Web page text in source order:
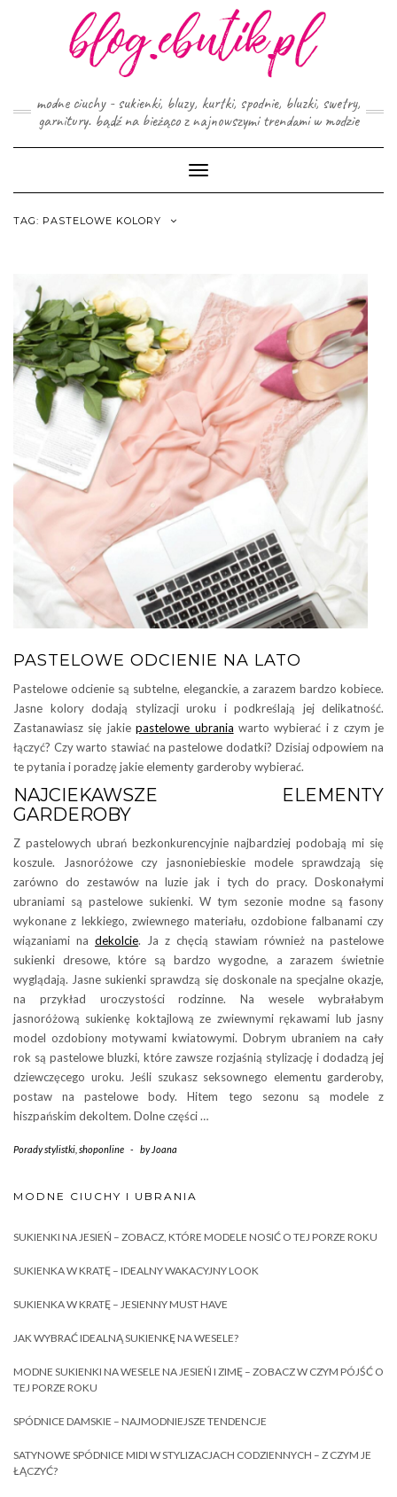
modne ciuchy - sukienki, bluzy, kurtki, spodnie, bluzki, swetry,
garnitury. bądź na bieżąco z najnowszymi trendami w modzie
Toggle
Navigation
TAG: PASTELOWE KOLORY
PASTELOWE ODCIENIE NA LATO
Pastelowe odcienie są subtelne, eleganckie, a zarazem bardzo kobiece.
Jasne kolory dodają stylizacji uroku i podkreślają jej delikatność.
Zastanawiasz się jakiepastelowe ubrania warto wybierać i z czym je
łączyć? Czy warto stawiać na pastelowe dodatki? Dzisiaj odpowiem na
te pytania i poradzę jakie elementy garderoby wybierać.
NAJCIEKAWSZE ELEMENTY
GARDEROBY
Z pastelowych ubrań bezkonkurencyjnie najbardziej podobają mi się
koszule. Jasnoróżowe czy jasnoniebieskie modele sprawdzają się
zarówno do zestawów na luzie jak i tych do pracy. Doskonałymi
ubraniami są pastelowe sukienki. W tym sezonie modne są fasony
wykonane z lekkiego, zwiewnego materiału, ozdobione falbanami czy
wiązaniami na dekolcie. Ja z chęcią stawiam również na pastelowe
sukienki dresowe, które są bardzo wygodne, a zarazem świetnie
wyglądają. Jasne sukienki sprawdzą się doskonale na specjalne okazje,
na przykład uroczystości rodzinne. Na wesele wybrałabym
jasnoróżową sukienkę koktajlową ze zwiewnymi rękawami lub jasny
model ozdobiony motywami kwiatowymi. Dobrym ubraniem na cały
rok są pastelowe bluzki, które zawsze rozjaśnią stylizację i dodadzą jej
dziewczęcego uroku. Jeśli szukasz seksownego elementu garderoby,
postaw na pastelowe body. Hitem tego sezonu są modele z
hiszpańskim dekoltem. Dolne części …
Porady stylistki shoponline - by Joana
MODNE CIUCHY I UBRANIA
SUKIENKI NA JESIEŃ – ZOBACZ, KTÓRE MODELE NOSIĆ O TEJ PORZE ROKU
SUKIENKA W KRATĘ – IDEALNY WAKACYJNY LOOK
SUKIENKA W KRATĘ – JESIENNY MUST HAVE
JAK WYBRAĆ IDEALNĄ SUKIENKĘ NA WESELE?
MODNE SUKIENKI NA WESELE NA JESIEŃ I ZIMĘ – ZOBACZ W CZYM PÓJŚĆ O
TEJ PORZE ROKU
SPÓDNICE DAMSKIE – NAJMODNIEJSZE TENDENCJE
SATYNOWE SPÓDNICE MIDI W STYLIZACJACH CODZIENNYCH – Z CZYM JE
ŁĄCZYĆ?